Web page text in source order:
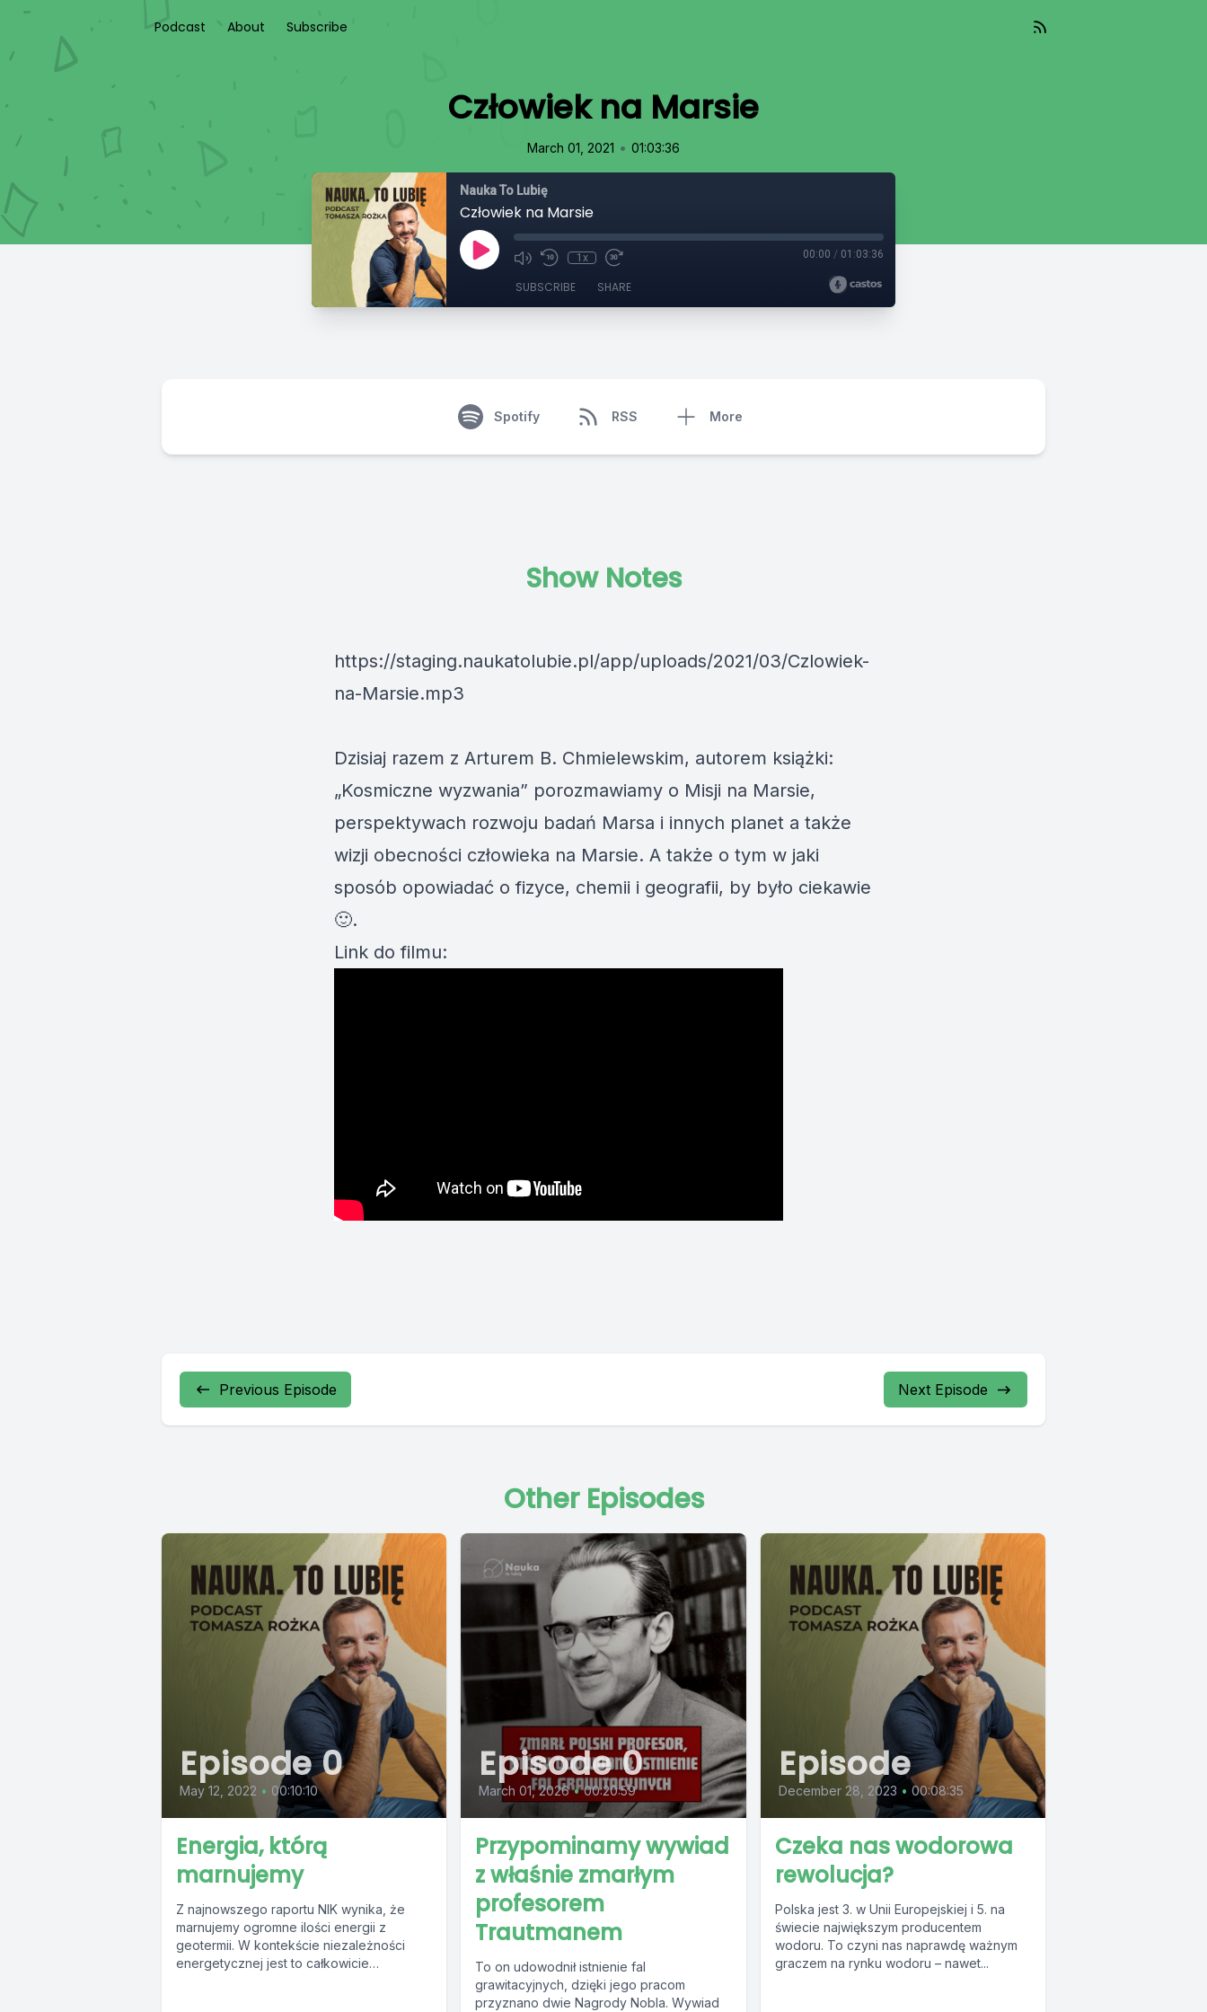
Podcast About Subscribe
Człowiek na Marsie
March 01, 2021 • 01:03:36
Nauka To Lubię
Człowiek na Marsie
1x 00:00 / 01:03:36
SUBSCRIBE SHARE
Spotify RSS More
Show Notes
https://staging.naukatolubie.pl/app/uploads/2021/03/Czlowiek-
na-Marsie.mp3
Dzisiaj razem z Arturem B. Chmielewskim, autorem książki:
„Kosmiczne wyzwania” porozmawiamy o Misji na Marsie,
perspektywach rozwoju badań Marsa i innych planet a także
wizji obecności człowieka na Marsie. A także o tym w jaki
sposób opowiadać o fizyce, chemii i geografii, by było ciekawie
🙂.
Link do filmu:
Previous Episode Next Episode
Other Episodes
Episode 0
May 12, 2022 • 00:10:10
Energia, którą
marnujemy
Z najnowszego raportu NIK wynika, że
marnujemy ogromne ilości energii z
geotermii. W kontekście niezależności
energetycznej jest to całkowicie
Episode 0
March 01, 2026 • 00:20:59
Przypominamy wywiad
z właśnie zmarłym
profesorem
Trautmanem
To on udowodnił istnienie fal
grawitacyjnych, dzięki jego pracom
przyznano dwie Nagrody Nobla. Wywiad
Episode
December 28, 2023 • 00:08:35
Czeka nas wodorowa
rewolucja?
Polska jest 3. w Unii Europejskiej i 5. na
świecie największym producentem
wodoru. To czyni nas naprawdę ważnym
graczem na rynku wodoru – nawet...